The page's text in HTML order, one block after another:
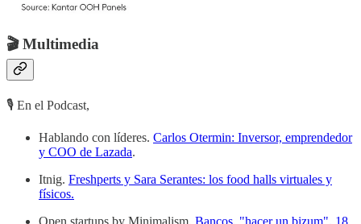
🎬 Multimedia
🎙 En el Podcast,
Hablando con líderes. Carlos Otermin: Inversor, emprendedor
y COO de Lazada.
Itnig. Freshperts y Sara Serantes: los food halls virtuales y
físicos.
Open startups by Minimalism. Bancos, "hacer un bizum", 18